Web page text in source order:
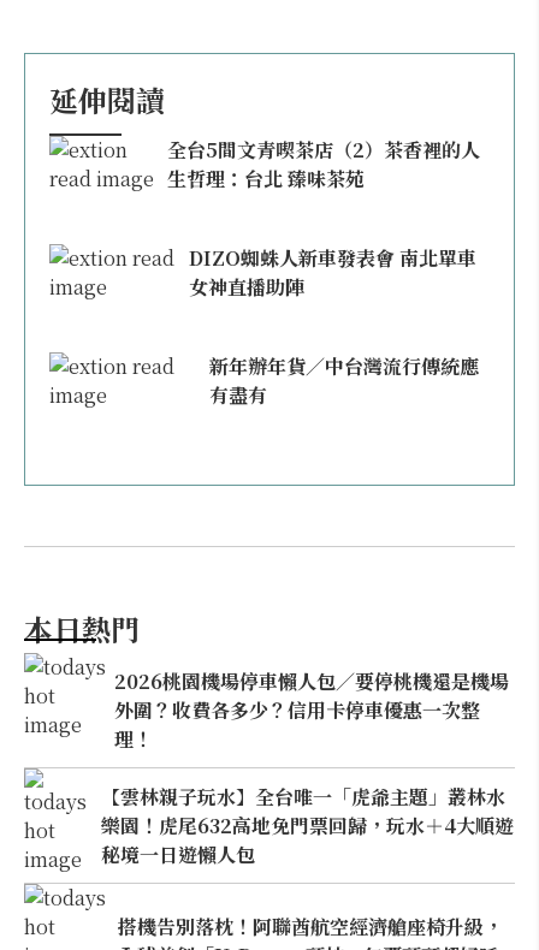
延伸閱讀
全台5間文青喫茶店（2）茶香裡的人
生哲理：台北 臻味茶苑
DIZO蜘蛛人新車發表會 南北單車
女神直播助陣
新年辦年貨／中台灣流行傳統應
有盡有
本日熱門
2026桃園機場停車懶人包／要停桃機還是機場
外圍？收費各多少？信用卡停車優惠一次整
理！
【雲林親子玩水】全台唯一「虎爺主題」叢林水
樂園！虎尾632高地免門票回歸，玩水＋4大順遊
秘境一日遊懶人包
搭機告別落枕！阿聯酋航空經濟艙座椅升級，